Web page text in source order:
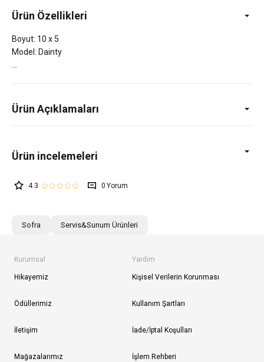
Ürün Özellikleri
Boyut: 10 x 5
Model: Dainty
Ürün Açıklamaları
4.3 0
Sofra Servis&Sunum Ürünleri
Kurumsal
Hikayemiz
Ödüllerimiz
İletişim
Mağazalarımız
Yardım
Kişisel Verilerin Korunması
Kullanım Şartları
İade/İptal Koşulları
İşlem Rehberi